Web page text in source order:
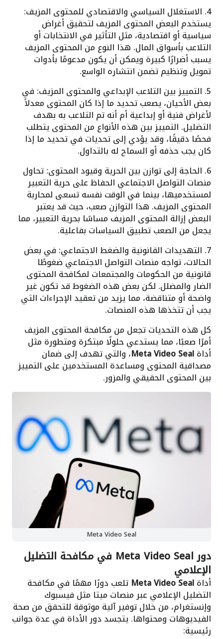
4. الاستغلال السياسي والاقتصادي للمحتوى المزيف:
يستخدم البعض المحتوى المزيف لتحقيق أغراض
سياسية أو اقتصادية، مثل التأثير في الانتخابات أو
التلاعب بأسواق المال. هذا النوع من المحتوى المزيف
يسبب أضرارًا كبيرة ويمكن أن يكون مدعومًا بأدوات
تمويل وتنظيم تضمن انتشاره الواسع.
5. التمييز بين التلاعب الإبداعي والمحتوى المزيف: في
بعض الأحيان، يصعب تحديد ما إذا كان المحتوى معدلاً
لأغراض فنية أو إبداعية أم أنه تم التلاعب به بهدف
التضليل. التمييز بين هذه الأنواع من المحتوى يتطلب
فحصًا دقيقًا، وقد يؤدي إلى تحديات في تحديد ما إذا
كان يجب حذفه أو السماح له بالتداول.
6. الحاجة إلى توازن بين الحرية وقيود المحتوى: تحاول
منصات التواصل الاجتماعي الحفاظ على حرية التعبير
لمستخدميها، بينما في الوقت نفسه تسعى لمحاربة
المحتوى المزيف. هذا التوازن صعب، حيث قد يعتبر
البعض إزالة المحتوى المزيف مساسًا بحرية التعبير، مما
يجعل من الصعب تطبيق السياسات بفاعلية.
7. التهديدات القانونية والضغط الاجتماعي: في بعض
الحالات، تواجه منصات التواصل الاجتماعي ضغوطًا
قانونية من الحكومات والمجتمعات لمكافحة المحتوى
الضار والمضلل. لكن بعض هذه الضغوط قد تكون غير
واضحة أو متناقضة، مما يزيد من تعقيد الإجراءات التي
يجب أن تتخذها هذه المنصات.
كل هذه التحديات تجعل من مكافحة المحتوى المزيف
أمرًا صعبًا، مما يستدعي حلولًا مبتكرة ومتطورة مثل
أداةMeta Video Seal، والتي تهدف إلى ضمان
مصداقية المحتوى ومساعدة المستخدمين على التمييز
بين المحتوى الحقيقي والمزور.
Meta Video Seal
دور Meta Video Seal في مكافحة التضليل
الإعلامي
أداةMeta Video Seal تلعب دورًا مهمًا في مكافحة
التضليل الإعلامي عبر منصات ميتا مثل فيسبوك
وإنستغرام، من خلال توفير آلية موثوقة للتحقق من صحة
الفيديوهات ومحتواها. يتجسد دور الأداة في عدة جوانب
رئيسية: